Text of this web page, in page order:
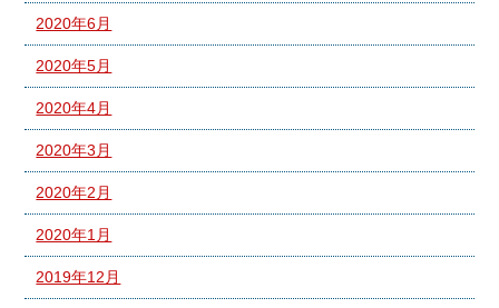
2020年6月
2020年5月
2020年4月
2020年3月
2020年2月
2020年1月
2019年12月